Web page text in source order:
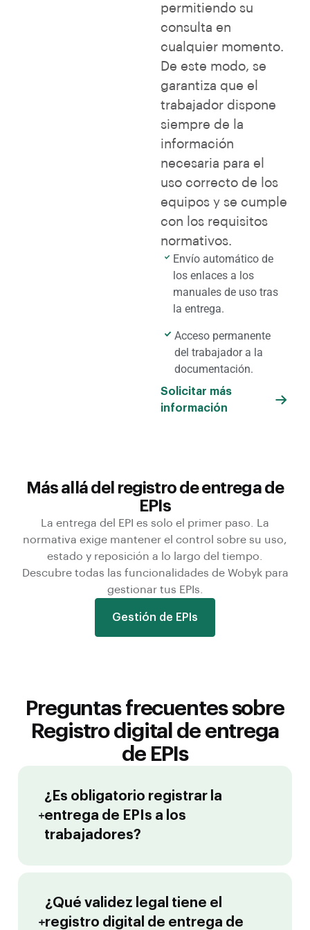
permitiendo su
consulta en
cualquier momento.
De este modo, se
garantiza que el
trabajador dispone
siempre de la
información
necesaria para el
uso correcto de los
equipos y se cumple
con los requisitos
normativos.
Envío automático de
los enlaces a los
manuales de uso tras
la entrega.
Acceso permanente
del trabajador a la
documentación.
Solicitar más
información
Más allá del registro de entrega de
EPIs
La entrega del EPI es solo el primer paso. La
normativa exige mantener el control sobre su uso,
estado y reposición a lo largo del tiempo.
Descubre todas las funcionalidades de Wobyk para
gestionar tus EPIs.
Gestión de EPIs
Preguntas frecuentes sobre
Registro digital de entrega
de EPIs
¿Es obligatorio registrar la
entrega de EPIs a los
trabajadores?
¿Qué validez legal tiene el
registro digital de entrega de